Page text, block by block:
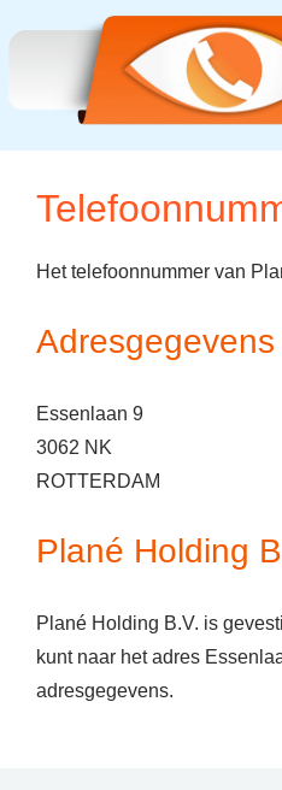
Het telefoonnummer van
Adresgegevens
Essenlaan 9
3062 NK
ROTTERDAM
Plané Holding
Plané Holding B.V. is
kunt naar het adres
adresgegevens.